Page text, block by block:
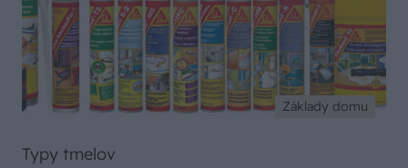
Základy domu
Typy tmelov